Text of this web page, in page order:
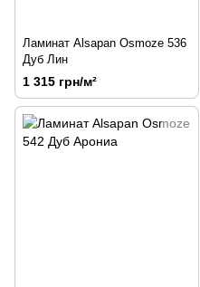
Ламинат Alsapan Osmoze 536
Дуб Лин
1 315 грн/м²